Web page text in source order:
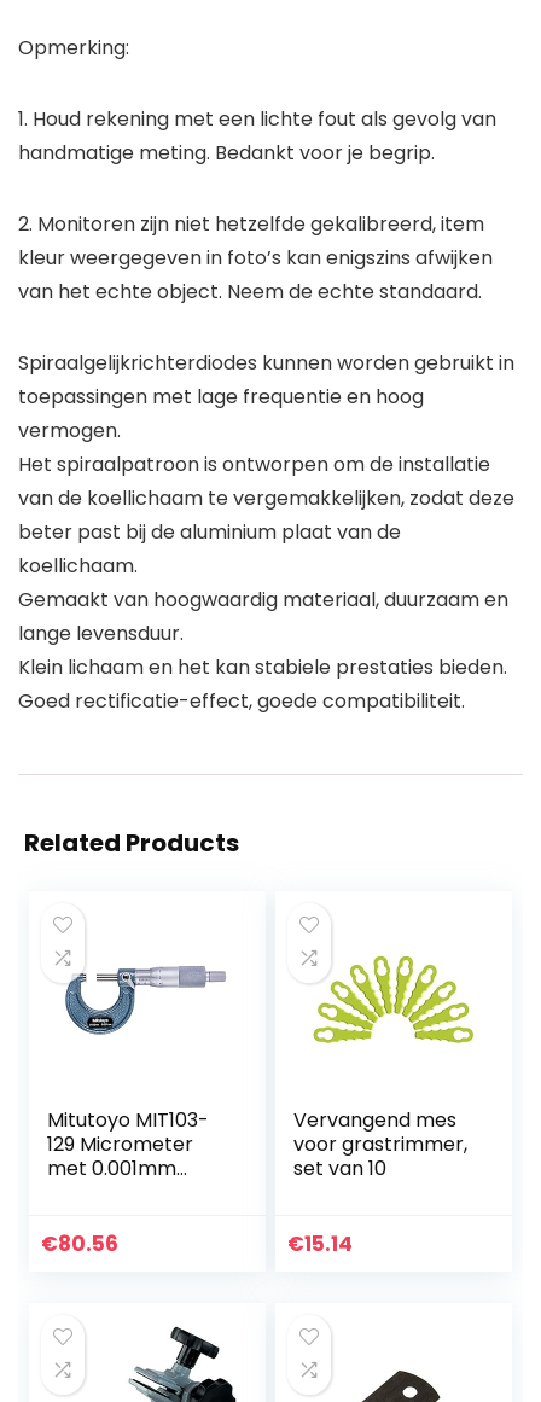
Opmerking:
1. Houd rekening met een lichte fout als gevolg van
handmatige meting. Bedankt voor je begrip.
2. Monitoren zijn niet hetzelfde gekalibreerd, item
kleur weergegeven in foto’s kan enigszins afwijken
van het echte object. Neem de echte standaard.
Spiraalgelijkrichterdiodes kunnen worden gebruikt in
toepassingen met lage frequentie en hoog
vermogen.
Het spiraalpatroon is ontworpen om de installatie
van de koellichaam te vergemakkelijken, zodat deze
beter past bij de aluminium plaat van de
koellichaam.
Gemaakt van hoogwaardig materiaal, duurzaam en
lange levensduur.
Klein lichaam en het kan stabiele prestaties bieden.
Goed rectificatie-effect, goede compatibiliteit.
Related Products
Mitutoyo MIT103-
129 Micrometer
met 0.001mm
Waaier
€80.56
Vervangend mes
voor grastrimmer,
set van 10
€15.14